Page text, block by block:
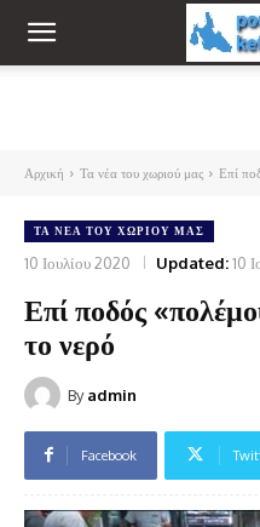
Αρχική Τα νέα του χωριού μας Επί
ΤΑ ΝΈΑ ΤΟΥ ΧΩΡΙΟΎ ΜΑΣ
10 Ιουλίου 2020 Updated:10
Επί ποδός
το νερό
By admin
Facebook